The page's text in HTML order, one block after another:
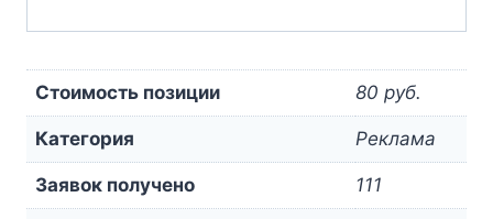
Стоимость позиции 80 руб.
Категория Реклама
Заявок получено 111